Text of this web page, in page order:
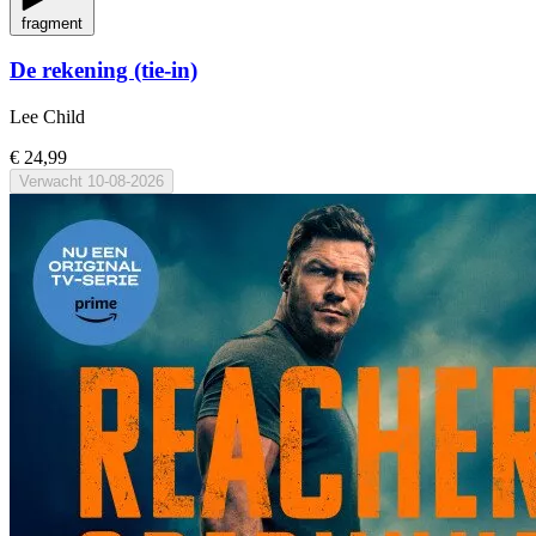
fragment
De rekening (tie-in)
Lee Child
€ 24,99
Verwacht 10-08-2026